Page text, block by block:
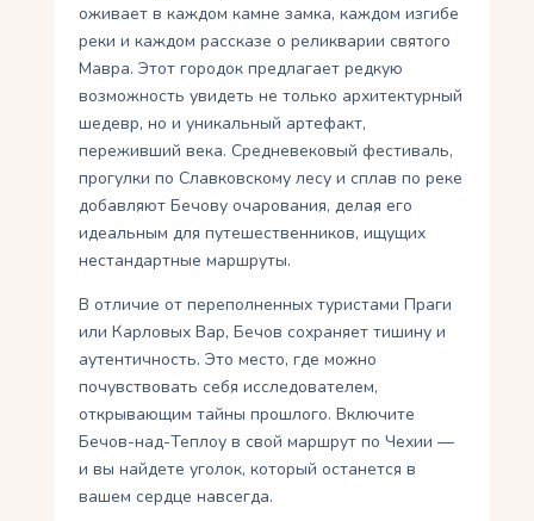
оживает в каждом камне замка, каждом изгибе
реки и каждом рассказе о реликварии святого
Мавра. Этот городок предлагает редкую
возможность увидеть не только архитектурный
шедевр, но и уникальный артефакт,
переживший века. Средневековый фестиваль,
прогулки по Славковскому лесу и сплав по реке
добавляют Бечову очарования, делая его
идеальным для путешественников, ищущих
нестандартные маршруты.
В отличие от переполненных туристами Праги
или Карловых Вар, Бечов сохраняет тишину и
аутентичность. Это место, где можно
почувствовать себя исследователем,
открывающим тайны прошлого. Включите
Бечов-над-Теплоу в свой маршрут по Чехии —
и вы найдете уголок, который останется в
вашем сердце навсегда.